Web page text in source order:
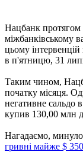
Нацбанк
міжбанківському
цьому
в п'ятницю, 31
Таким чином,
початку місяця.
негативне сальдо
купив 130,00 млн
Нагадаємо,
гривні майже $